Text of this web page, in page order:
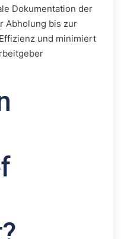
Dokumentation der
Abholung bis zur
und minimiert